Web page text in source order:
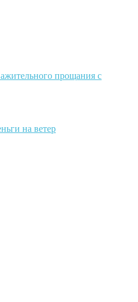
прощания с
на ветер